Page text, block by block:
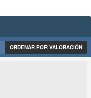
ORDENAR POR VALORACIÓN